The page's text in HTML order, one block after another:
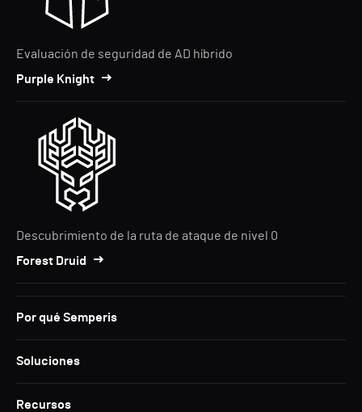
Evaluación de seguridad de AD híbrido
Purple Knight
Descubrimiento de la ruta de ataque de nivel 0
Forest Druid
Por qué Semperis
Soluciones
Recursos